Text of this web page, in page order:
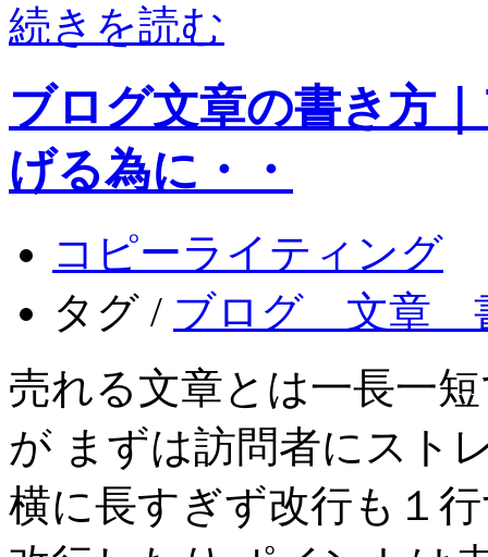
続きを読む
ブログ文章の書き方
げる為に・・
コピーライティング
タグ / ブログ 文章
売れる文章とは一長一
が まずは訪問者にスト
横に長すぎず改行も１